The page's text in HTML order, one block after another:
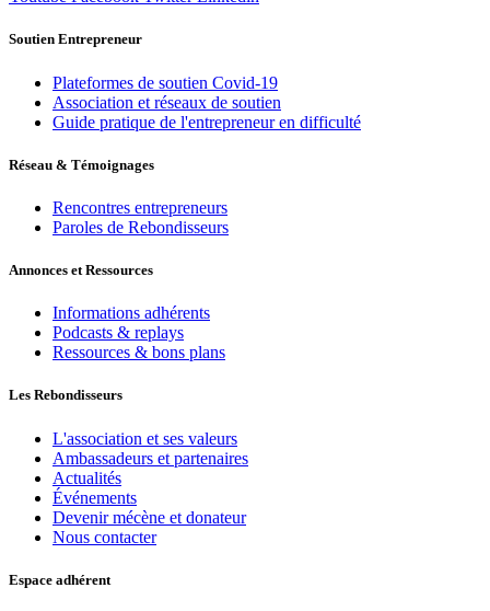
Soutien Entrepreneur
Plateformes de soutien Covid-19
Association et réseaux de soutien
Guide pratique de l'entrepreneur en difficulté
Réseau & Témoignages
Rencontres entrepreneurs
Paroles de Rebondisseurs
Annonces et Ressources
Informations adhérents
Podcasts & replays
Ressources & bons plans
Les Rebondisseurs
L'association et ses valeurs
Ambassadeurs et partenaires
Actualités
Événements
Devenir mécène et donateur
Nous contacter
Espace adhérent